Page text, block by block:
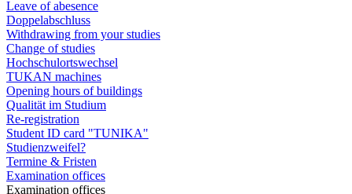
Leave of abesence
Doppelabschluss
Withdrawing from your studies
Change of studies
Hochschulortswechsel
TUKAN machines
Opening hours of buildings
Qualität im Studium
Re-registration
Student ID card "TUNIKA"
Studienzweifel?
Termine & Fristen
Examination offices
Examination offices